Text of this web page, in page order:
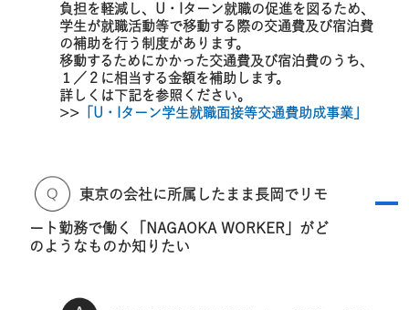
負担を軽減し、U・Iターン就職の促進を図るため、
学生が就職活動等で移動する際の交通費及び宿泊費
の補助を行う制度があります。
移動するためにかかった交通費及び宿泊費のうち、
１／２に相当する金額を補助します。
詳しくは下記を参照ください。
>> 「U・Iターン学生就職面接等交通費助成事業」
A
東京の会社に所属したまま長岡でリモ
ート勤務で働く「NAGAOKA WORKER」がど
のようなものか知りたい